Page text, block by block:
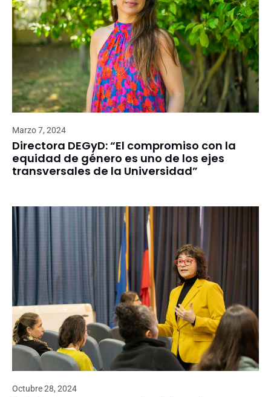
Marzo 7, 2024
Directora DEGyD: “El compromiso con la
equidad de género es uno de los ejes
transversales de la Universidad”
Octubre 28, 2024